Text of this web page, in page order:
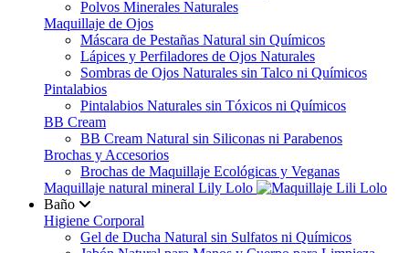
Polvos Minerales Naturales
Maquillaje de Ojos
Máscara de Pestañas Natural sin Químicos
Lápices y Perfiladores de Ojos Naturales
Sombras de Ojos Naturales sin Talco ni Químicos
Pintalabios
Pintalabios Naturales sin Tóxicos ni Químicos
BB Cream
BB Cream Natural sin Siliconas ni Parabenos
Brochas y Accesorios
Brochas de Maquillaje Ecológicas y Veganas
Maquillaje natural mineral Lily Lolo
Baño
Higiene Corporal
Gel de Ducha Natural sin Sulfatos ni Químicos